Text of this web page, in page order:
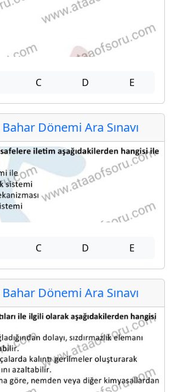
C D E
Dönemi Ara Sınavı
C D E
Dönemi Ara Sınavı